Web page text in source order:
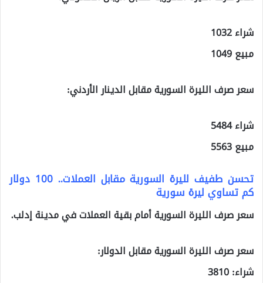
شراء 1032
مبيع 1049
سعر صرف الليرة السورية مقابل الدينار الأردني:
شراء 5484
مبيع 5563
تحسن طفيف لليرة السورية مقابل العملات.. 100 دولار
كم تساوي ليرة سورية
سعر صرف الليرة السورية أمام بقية العملات في مدينة إدلب.
سعر صرف الليرة السورية مقابل الدولار:
شراء: 3810